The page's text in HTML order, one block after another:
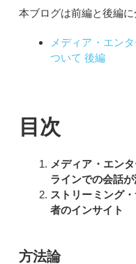
本ブログは前編と後編に
メディア・エン
ついて 後編
目次
メディア・エン
ラインでの会話
ストリーミング
者のインサイト
方法論